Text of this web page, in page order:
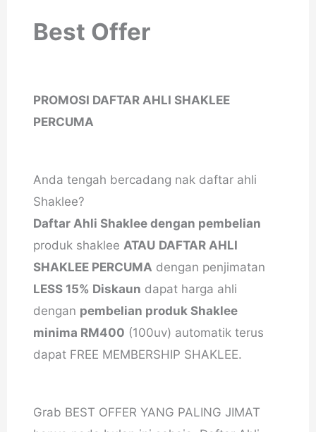
Best Offer
PROMOSI DAFTAR AHLI SHAKLEE
PERCUMA
Anda tengah bercadang nak daftar ahli
Shaklee?
Daftar Ahli Shaklee dengan pembelian
produk shaklee ATAU DAFTAR AHLI
SHAKLEE PERCUMA dengan penjimatan
LESS 15% Diskaun dapat harga ahli
dengan pembelian produk Shaklee
minima RM400 (100uv) automatik terus
dapat FREE MEMBERSHIP SHAKLEE.
Grab BEST OFFER YANG PALING JIMAT